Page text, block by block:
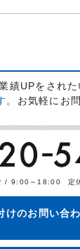
績UPをされた
お気軽にお
/ 9:00～18:00 定
けのお問い合